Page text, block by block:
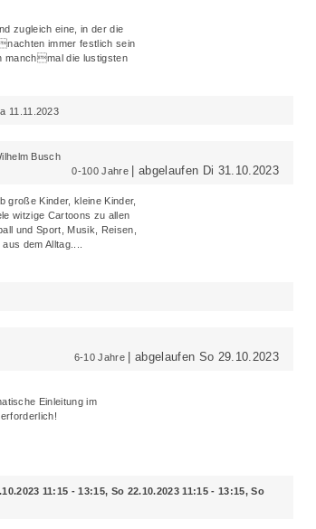
zugleich eine, in der die
immer festlich sein
manchmal die lustigsten
11.11.2023
Busch
0-100 Jahre | abgelaufen Di 31.10.2023
große Kinder, kleine Kinder,
witzige Cartoons zu allen
und Sport, Musik, Reisen,
dem Alltag....
6-10 Jahre | abgelaufen So 29.10.2023
Einleitung im
11:15 - 13:15, So 22.10.2023 11:15 - 13:15, So